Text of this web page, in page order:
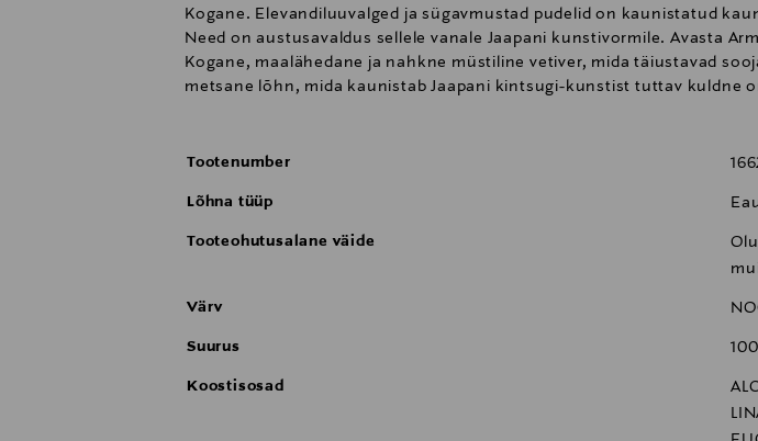
Kogane. Elevandiluuvalged ja sügavmustad pudelid on kaunistatud
Need on austusavaldus sellele vanale Jaapani kunstivormile. Avasta
Kogane, maalähedane ja nahkne müstiline vetiver, mida täiustavad
metsane lõhn, mida kaunistab Jaapani kintsugi-kunstist tuttav kuldne
Tootenumber
Lõhna tüüp
Tooteohutusalane väide
Värv
Suurus
Koostisosad